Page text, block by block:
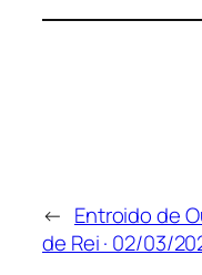
← Entroido de
de Rei · 02/03/